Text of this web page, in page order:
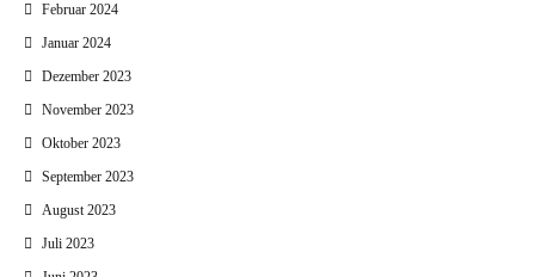
Februar 2024
Januar 2024
Dezember 2023
November 2023
Oktober 2023
September 2023
August 2023
Juli 2023